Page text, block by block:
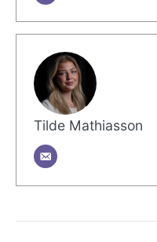
Tilde Mathiasson